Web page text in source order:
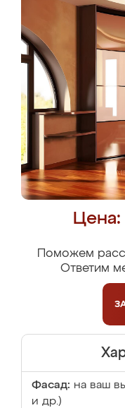
Поможем
Ответим
Фасад: на ваш
и др.)